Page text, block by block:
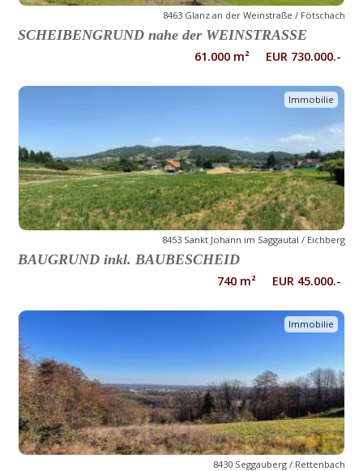
8463 Glanz an der Weinstraße / Fötschach
SCHEIBENGRUND nahe der WEINSTRASSE
61.000 m² EUR 730.000.-
Immobilie
8453 Sankt Johann im Saggautal / Eichberg
BAUGRUND inkl. BAUBESCHEID
740 m² EUR 45.000.-
Immobilie
8430 Seggauberg / Rettenbach